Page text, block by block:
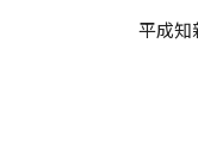
平成知